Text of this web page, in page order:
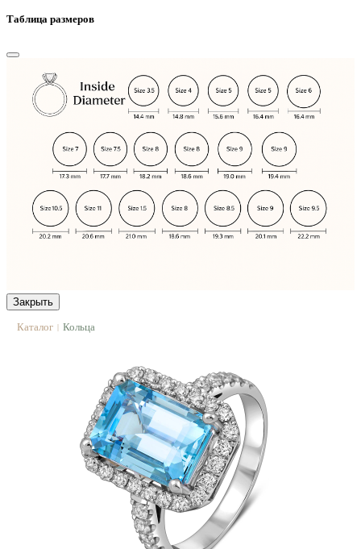
Таблица размеров
Закрыть
Каталог | Кольца